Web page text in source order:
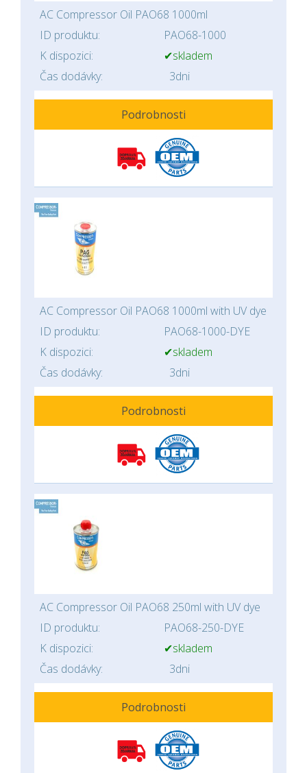
AC Compressor Oil PAO68 1000ml
ID produktu:
PAO68-1000
K dispozici:
✔skladem
Čas dodávky:
3dni
Podrobnosti
AC Compressor Oil PAO68 1000ml with UV dye
ID produktu:
PAO68-1000-DYE
K dispozici:
✔skladem
Čas dodávky:
3dni
Podrobnosti
AC Compressor Oil PAO68 250ml with UV dye
ID produktu:
PAO68-250-DYE
K dispozici:
✔skladem
Čas dodávky:
3dni
Podrobnosti